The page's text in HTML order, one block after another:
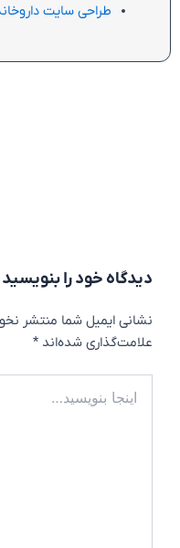
طراحی سایت داروخانه آنلاین
دیدگاه‌ خود را بنویسید
نشانی ایمیل شما منتشر
علامت‌گذاری شده‌اند *
بنویسید…